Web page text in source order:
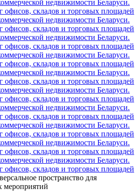
недвижимости Беларуси.
офисов, складов и торговых площадей
недвижимости Беларуси.
офисов, складов и торговых площадей
недвижимости Беларуси.
офисов, складов и торговых площадей
недвижимости Беларуси.
офисов, складов и торговых площадей
недвижимости Беларуси.
офисов, складов и торговых площадей
недвижимости Беларуси.
офисов, складов и торговых площадей
недвижимости Беларуси.
офисов, складов и торговых площадей
недвижимости Беларуси.
офисов, складов и торговых площадей
недвижимости Беларуси.
офисов, складов и торговых площадей
недвижимости Беларуси.
офисов, складов и торговых площадей
пространство для
мероприятий